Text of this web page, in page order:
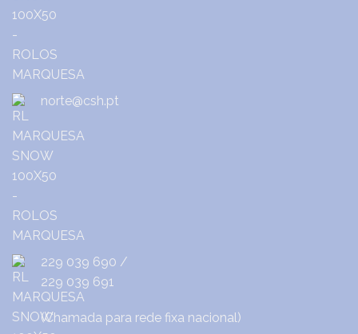
norte@csh.pt
229 039 690 /
229 039 691
(Chamada para rede fixa nacional)